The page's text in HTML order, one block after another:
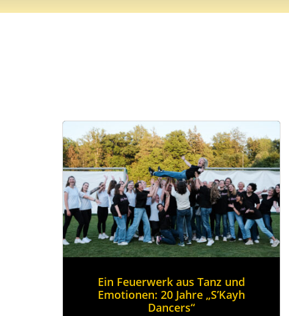
Ein Feuerwerk aus Tanz und
Emotionen: 20 Jahre „S’Kayh
Dancers“